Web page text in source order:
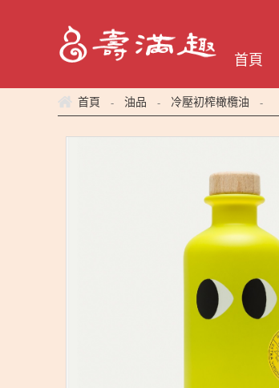
首頁
首頁 - 油品 - 冷壓初榨橄欖油 -